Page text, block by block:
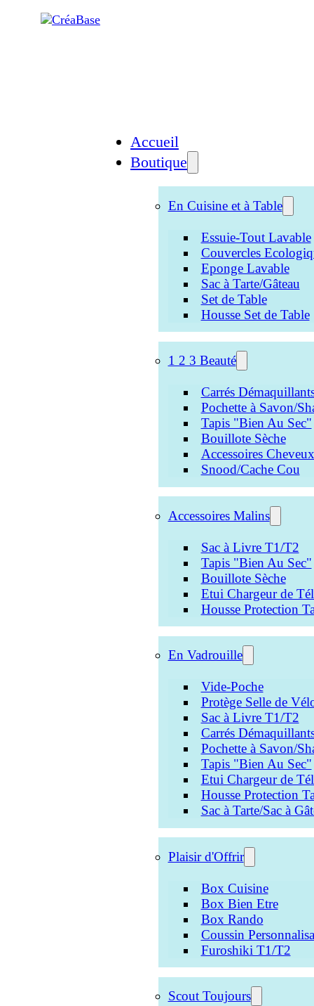
Accueil
Boutique
En Cuisine et à Table
Essuie-Tout Lavable
Couvercles
Eponge Lavable
Sac à Tarte/Gâteau
Set de Table
Housse Set de Table
1 2 3 Beauté
Carrés
Pochette à Savon/
Tapis "Bien Au Sec"
Bouillote Sèche
Accessoires Cheveux
Snood/Cache Cou
Accessoires Malins
Sac à Livre T1/T2
Tapis "Bien Au Sec"
Bouillote Sèche
Etui Chargeur de
Housse Protection
En Vadrouille
Vide-Poche
Protège Selle de
Sac à Livre T1/T2
Carrés
Pochette à Savon/
Tapis "Bien Au Sec"
Etui Chargeur de
Housse Protection
Sac à Tarte/Sac à
Plaisir d'Offrir
Box Cuisine
Box Bien Etre
Box Rando
Coussin
Furoshiki T1/T2
Scout Toujours